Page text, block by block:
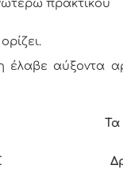
πρακτικoύ
αύξοντα
Τα